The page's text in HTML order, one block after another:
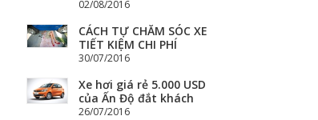
02/08/2016
CÁCH TỰ CHĂM SÓC XE
TIẾT KIỆM CHI PHÍ
30/07/2016
Xe hơi giá rẻ 5.000 USD
của Ấn Độ đắt khách
26/07/2016